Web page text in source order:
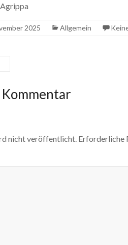
2025 Allgemein
nicht veröffentlicht. Erforderliche